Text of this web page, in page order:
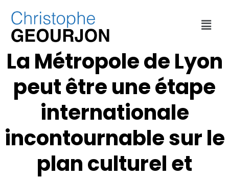
CULTURE ET SPORT ,ECONOMIE
La Métropole de Lyon
peut être une étape
internationale
incontournable sur le
plan culturel et